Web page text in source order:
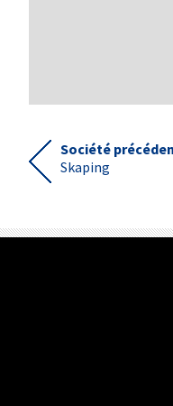
Société
Skaping